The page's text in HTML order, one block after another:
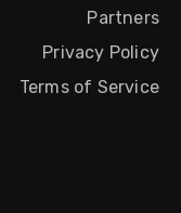
Partners
Privacy Policy
Terms of Service